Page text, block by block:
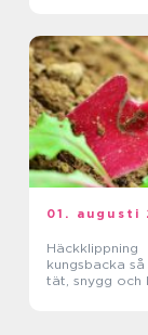
01. augusti
Häckklippning
kungsbacka så får du en
tät, snygg och